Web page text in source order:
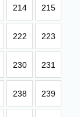
214 215
222 223
230 231
238 239